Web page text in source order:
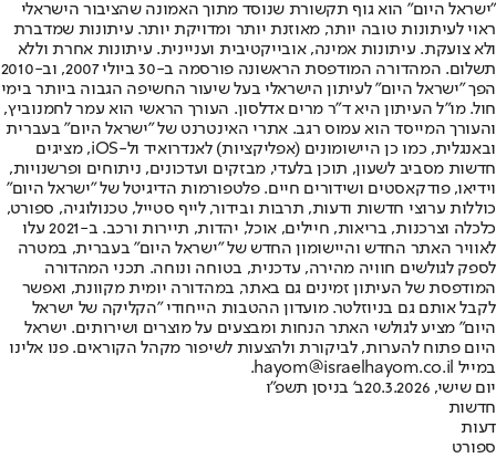
"ישראל היום" הוא גוף תקשורת שנוסד מתוך האמונה שהציבור הישראלי
ראוי לעיתונות טובה יותר, מאוזנת יותר ומדויקת יותר. עיתונות שמדברת
ולא צועקת. עיתונות אמינה, אובייקטיבית ועניינית. עיתונות אחרת וללא
תשלום. המהדורה המודפסת הראשונה פורסמה ב-30 ביולי 2007, וב-2010
הפך "ישראל היום" לעיתון הישראלי בעל שיעור החשיפה הגבוה ביותר בימי
חול. מו"ל העיתון היא ד"ר מרים אדלסון. העורך הראשי הוא עמר לחמנוביץ,
והעורך המייסד הוא עמוס רגב. אתרי האינטרנט של "ישראל היום" בעברית
ובאנגלית, כמו כן היישומונים (אפליקציות) לאנדרואיד ול-iOS, מציגים
חדשות מסביב לשעון, תוכן בלעדי, מבזקים ועדכונים, ניתוחים ופרשנויות,
וידיאו, פודקאסטים ושידורים חיים. פלטפורמות הדיגיטל של "ישראל היום"
כוללות ערוצי חדשות ודעות, תרבות ובידור, לייף סטייל, טכנולוגיה, ספורט,
כלכלה וצרכנות, בריאות, חיילים, אוכל, יהדות, תיירות ורכב. ב-2021 עלו
לאוויר האתר החדש והיישומון החדש של "ישראל היום" בעברית, במטרה
לספק לגולשים חוויה מהירה, עדכנית, בטוחה ונוחה. תכני המהדורה
המודפסת של העיתון זמינים גם באתר, במהדורה יומית מקוונת, ואפשר
לקבל אותם גם בניוזלטר. מועדון ההטבות הייחודי "הקליקה של ישראל
היום" מציע לגולשי האתר הנחות ומבצעים על מוצרים ושירותים. ישראל
היום פתוח להערות, לביקורת ולהצעות לשיפור מקהל הקוראים. פנו אלינו
במייל hayom@israelhayom.co.il.
יום שישי, 20.3.2026
ב' בניסן תשפ"ו
חדשות
דעות
ספורט